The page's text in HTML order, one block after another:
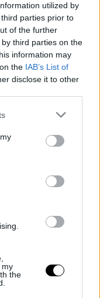
utilized by
parties prior to
of the further
third parties on the
information may
the IAB’s List of
disclose it to other
my
the
MERT
küzdősportok,
Te pedig
csinálhassuk.
egyszeri
leszünk és nagyra